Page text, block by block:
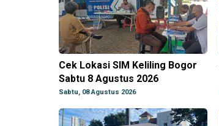
Cek Lokasi SIM Keliling Bogor
Sabtu 8 Agustus 2026
Sabtu, 08 Agustus 2026